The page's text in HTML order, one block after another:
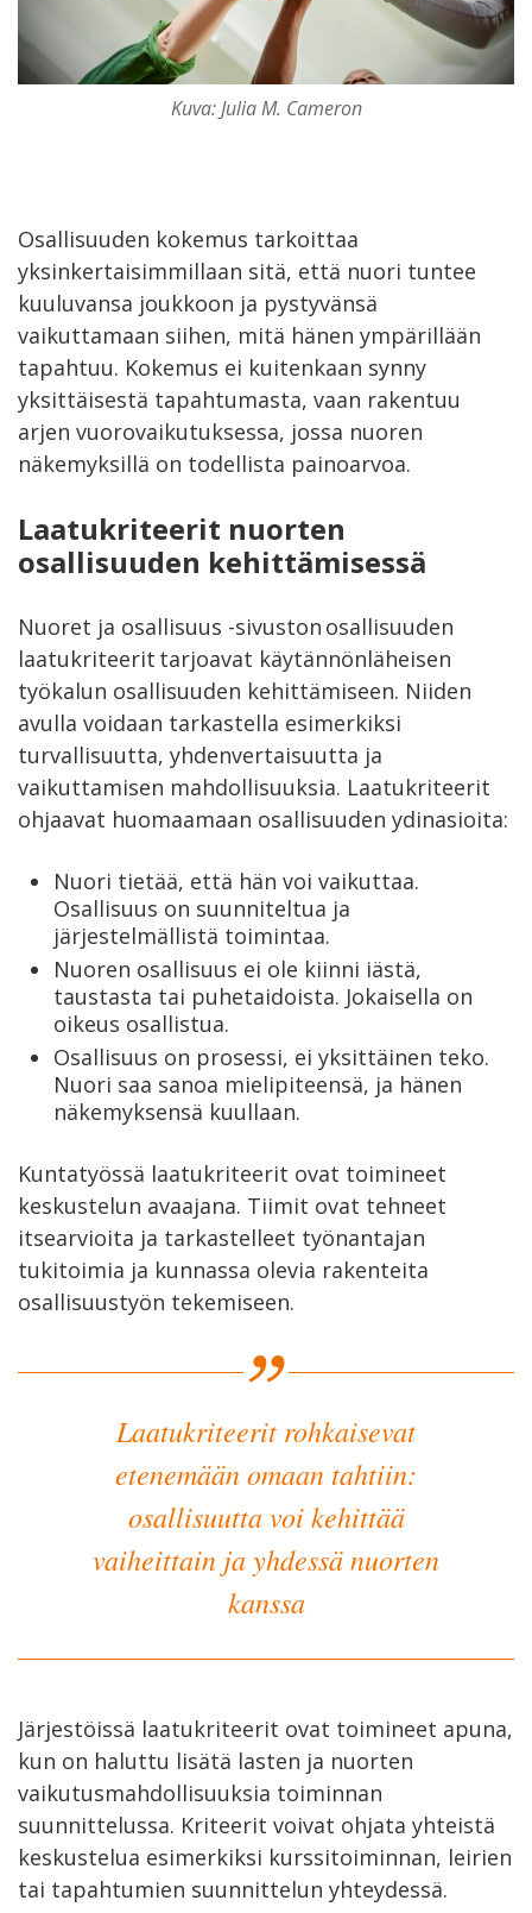
Kuva: Julia M. Cameron
Osallisuuden kokemus tarkoittaa
yksinkertaisimmillaan sitä, että nuori tuntee
kuuluvansa joukkoon ja pystyvänsä
vaikuttamaan siihen, mitä hänen ympärillään
tapahtuu. Kokemus ei kuitenkaan synny
yksittäisestä tapahtumasta, vaan rakentuu
arjen vuorovaikutuksessa, jossa nuoren
näkemyksillä on todellista painoarvoa.
Laatukriteerit nuorten
osallisuuden kehittämisessä
Nuoret ja osallisuus -sivuston osallisuuden
laatukriteerit tarjoavat käytännönläheisen
työkalun osallisuuden kehittämiseen. Niiden
avulla voidaan tarkastella esimerkiksi
turvallisuutta, yhdenvertaisuutta ja
vaikuttamisen mahdollisuuksia. Laatukriteerit
ohjaavat huomaamaan osallisuuden ydinasioita:
Nuori tietää, että hän voi vaikuttaa.
Osallisuus on suunniteltua ja
järjestelmällistä toimintaa.
Nuoren osallisuus ei ole kiinni iästä,
taustasta tai puhetaidoista. Jokaisella on
oikeus osallistua.
Osallisuus on prosessi, ei yksittäinen teko.
Nuori saa sanoa mielipiteensä, ja hänen
näkemyksensä kuullaan.
Kuntatyössä laatukriteerit ovat toimineet
keskustelun avaajana. Tiimit ovat tehneet
itsearvioita ja tarkastelleet työnantajan
tukitoimia ja kunnassa olevia rakenteita
osallisuustyön tekemiseen.
Laatukriteerit rohkaisevat
etenemään omaan tahtiin:
osallisuutta voi kehittää
vaiheittain ja yhdessä nuorten
kanssa
Järjestöissä laatukriteerit ovat toimineet apuna,
kun on haluttu lisätä lasten ja nuorten
vaikutusmahdollisuuksia toiminnan
suunnittelussa. Kriteerit voivat ohjata yhteistä
keskustelua esimerkiksi kurssitoiminnan, leirien
tai tapahtumien suunnittelun yhteydessä.